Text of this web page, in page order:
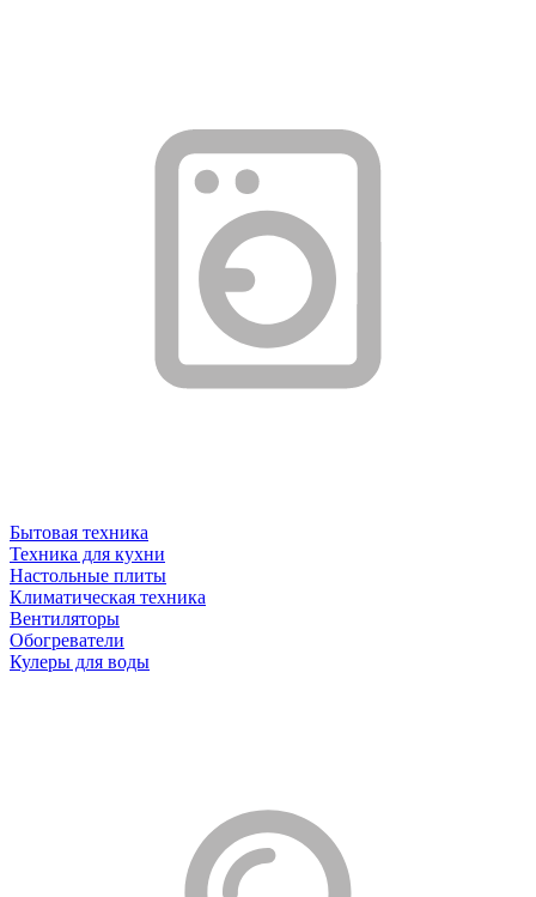
Бытовая техника
Техника для кухни
Настольные плиты
Климатическая техника
Вентиляторы
Обогреватели
Кулеры для воды